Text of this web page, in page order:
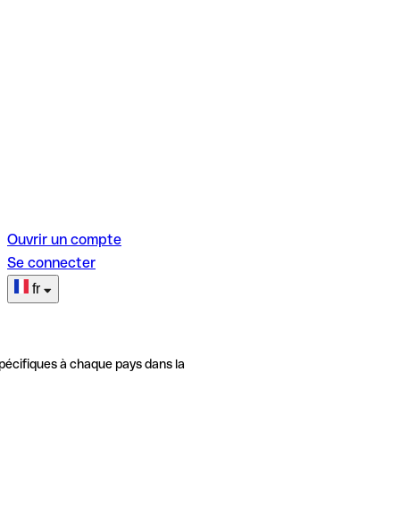
Ouvrir un compte
Se connecter
fr
à chaque pays dans la